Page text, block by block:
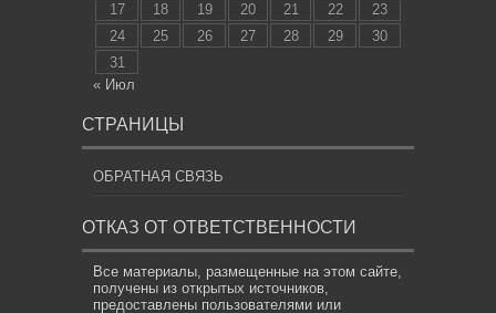
17
18 19 20 21 22
23
24
25 26 27 28 29
30
31
« Июл
СТРАНИЦЫ
ОБРАТНАЯ СВЯЗЬ
ОТКАЗ ОТ ОТВЕТСТВЕННОСТИ
Все материалы, размещенные на этом сайте,
получены из открытых источников,
предоставлены пользователями или